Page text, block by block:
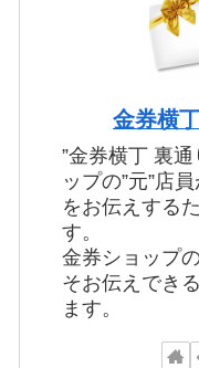
金券横
”金券横丁 裏通
ップの”元”店
をお伝えする
す。
金券ショップ
そお伝えでき
ます。